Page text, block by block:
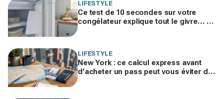
LIFESTYLE
Ce test de 10 secondes sur votre
congélateur explique tout le givre… et
LIFESTYLE
New York : ce calcul express avant
d’acheter un pass peut vous éviter de